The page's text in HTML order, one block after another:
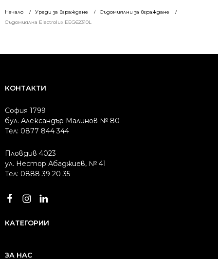
Начало Уреди за вграждане
Съдомиялни за вграждане
Съдомиялна Electrolux EEG62310L
/
1895.20 лв..
/
1652.68 лв..
/
/
КОНТАКТИ
София 1799
бул. Александър Малинов № 80
Тел: 0877 844 344
Пловдив 4023
ул. Нестор Абаджиев, № 41
Тел: 0888 39 20 35
КАТЕГОРИИ
ЗА НАС